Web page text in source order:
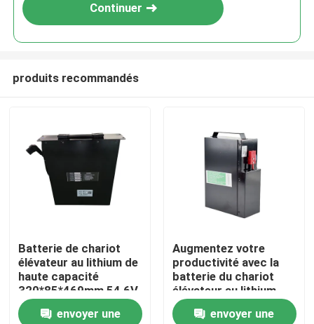
Maison
Produits
Continuer
produits recommandés
Batterie de chariot
élévateur au lithium de
haute capacité
320*85*469mm 54,6V
Longue durée de vie
envoyer une
Augmentez votre
productivité avec la
batterie du chariot
élévateur au lithium
envoyer une